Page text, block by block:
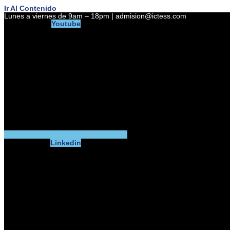
Ir Al Contenido
Lunes a viernes de 9am – 18pm | admision@ictess.com
Youtube
Linkedin